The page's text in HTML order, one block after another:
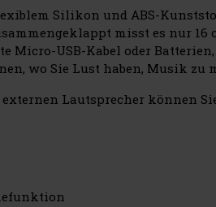
Silikon und ABS-
misst es nur 16
Micro-USB-Kabel oder
wo Sie Lust haben, Musik zu
Lautsprecher können